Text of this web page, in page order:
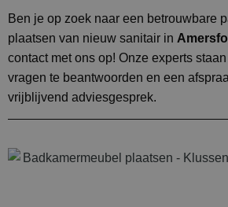
Ben je op zoek naar een betrouwbare
plaatsen van nieuw sanitair in
contact met ons op! Onze experts
vragen te beantwoorden en een
vrijblijvend adviesgesprek.